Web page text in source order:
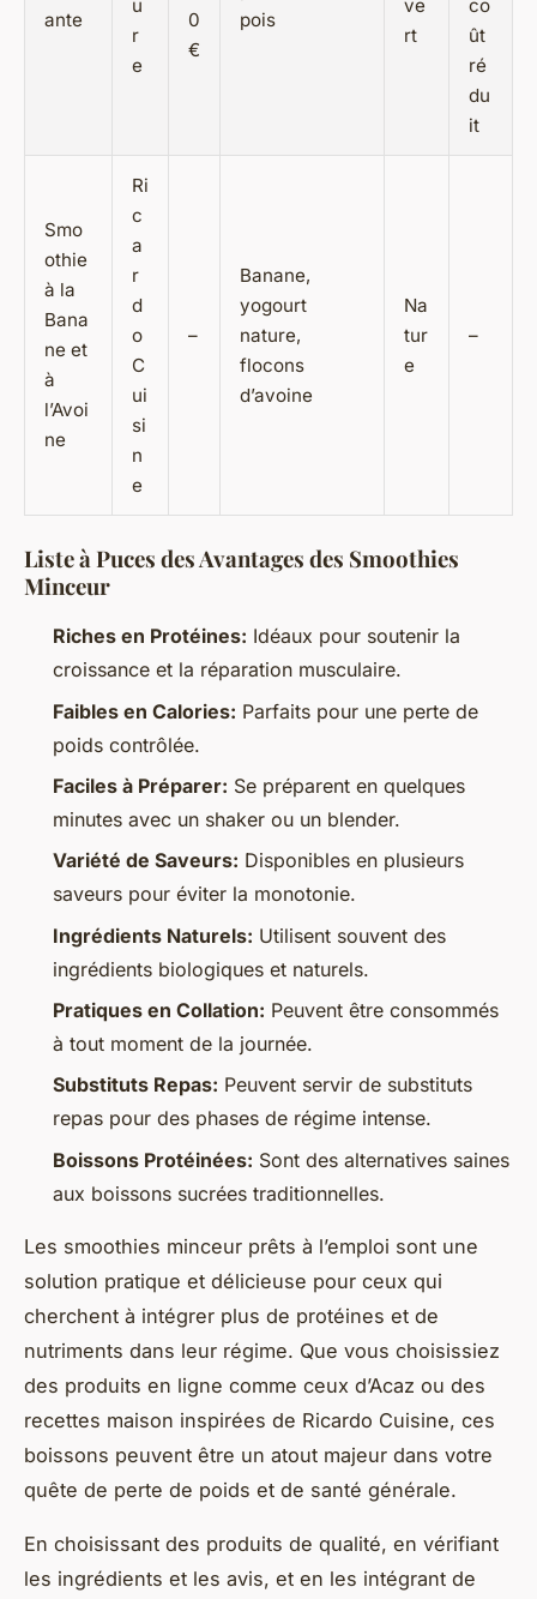
ante
u
r
e
0
€
pois
ve
rt
co
ût
ré
du
it
Smo
othie
à la
Bana
ne et
à
l’Avoi
ne
Ri
c
a
r
d
o
C
ui
si
n
e
–
Banane,
yogourt
nature,
flocons
d’avoine
Na
tur
e
–
Liste à Puces des Avantages des Smoothies
Minceur
Riches en Protéines: Idéaux pour soutenir la
croissance et la réparation musculaire.
Faibles en Calories: Parfaits pour une perte de
poids contrôlée.
Faciles à Préparer: Se préparent en quelques
minutes avec un shaker ou un blender.
Variété de Saveurs: Disponibles en plusieurs
saveurs pour éviter la monotonie.
Ingrédients Naturels: Utilisent souvent des
ingrédients biologiques et naturels.
Pratiques en Collation: Peuvent être consommés
à tout moment de la journée.
Substituts Repas: Peuvent servir de substituts
repas pour des phases de régime intense.
Boissons Protéinées: Sont des alternatives saines
aux boissons sucrées traditionnelles.
Les smoothies minceur prêts à l’emploi sont une
solution pratique et délicieuse pour ceux qui
cherchent à intégrer plus de protéines et de
nutriments dans leur régime. Que vous choisissiez
des produits en ligne comme ceux d’Acaz ou des
recettes maison inspirées de Ricardo Cuisine, ces
boissons peuvent être un atout majeur dans votre
quête de perte de poids et de santé générale.
En choisissant des produits de qualité, en vérifiant
les ingrédients et les avis, et en les intégrant de